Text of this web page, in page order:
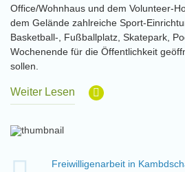
Office/Wohnhaus und dem Volunteer-
dem Gelände zahlreiche Sport-
Basketball-, Fußballplatz, Skatepark,
Wochenende für die Öffentlichkeit
sollen.
Weiter Lesen
Freiwilligenarbeit in